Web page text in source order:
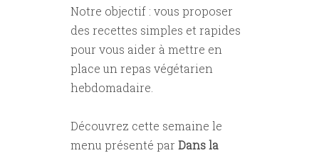
Notre objectif : vous proposer
des recettes simples et rapides
pour vous aider à mettre en
place un repas végétarien
hebdomadaire.
Découvrez cette semaine le
menu présenté par Dans la